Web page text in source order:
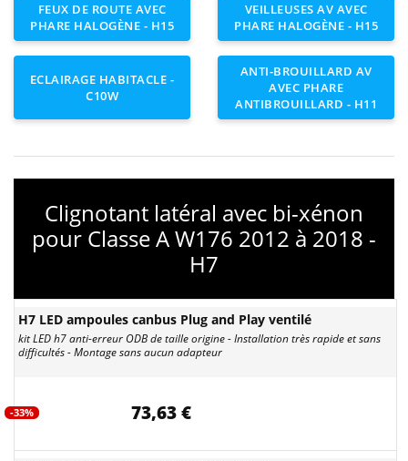
FEUX DE ROUTE AVEC
PHARE HALOGÈNE - H15
VEILLEUSES AV AVEC
PHARE HALOGÈNE - H15
ECLAIRAGE HABITACLE -
C10W
ANTI-BROUILLARD AV
AVEC PHARE
ANTIBROUILLARD - H11
Clignotant latéral avec bi-xénon
pour Classe A W176 2012 à 2018 -
H7
H7 LED ampoules canbus Plug and Play ventilé
kit LED h7 anti-erreur ODB de taille origine - Installation très rapide et sans
difficultés - Montage sans aucun adapteur
-33% 73,63 €